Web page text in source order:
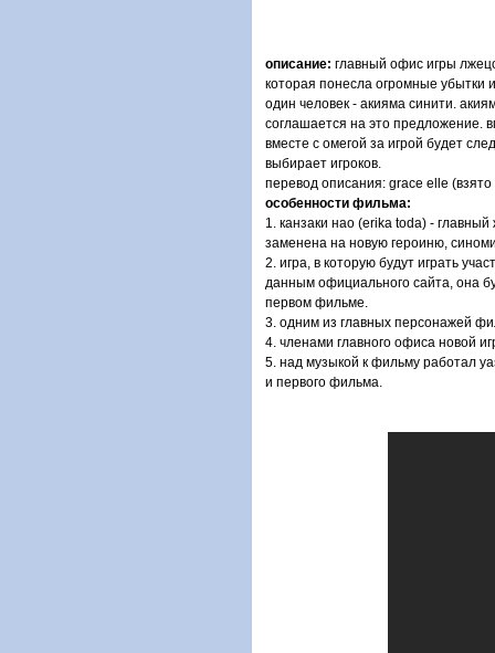
описание: главный офис игры
которая понесла огромные убытки
один человек - акияма синити.
соглашается на это предложение.
вместе с омегой за игрой будет
выбирает игроков.
перевод описания: grace elle
особенности фильма:
1. канзаки нао (erika toda) -
заменена на новую героиню,
2. игра, в которую будут играть
данным официального сайта, она
первом фильме.
3. одним из главных персонажей
4. членами главного офиса новой
5. над музыкой к фильму работал
и первого фильма.